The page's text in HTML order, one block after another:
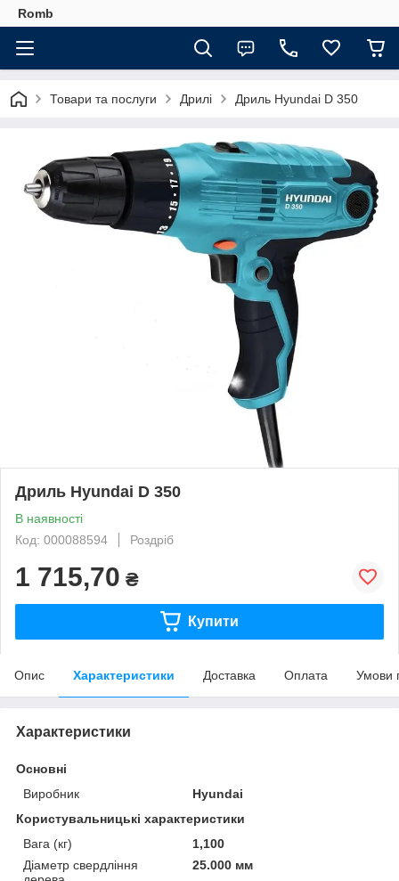
Romb
Товари та послуги Дрилі Дриль Hyundai D 350
Дриль Hyundai D 350
В наявності
Код: 000088594
Роздріб
1 715,70 ₴
Купити
Опис Характеристики Доставка Оплата Умови
Характеристики
Основні
Виробник
Hyundai
Користувальницькі характеристики
Вага (кг)
1,100
Діаметр свердління
25.000 мм